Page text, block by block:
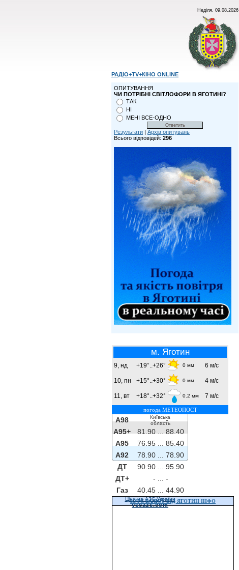
Неділя, 09.08.2026
РАДІО+TV+КІНО ONLINE
ОПИТУВАННЯ
ЧИ ПОТРІБНІ СВІТЛОФОРИ В ЯГОТИНІ?
ТАК
НІ
МЕНІ ВСЕ-ОДНО
Результати | Архів опитувань
Всього відповідей: 296
м. Яготин
9, нд +19°..+26° 0 мм 6 м/с
10, пн +15°..+30° 0 мм 4 м/с
11, вт +18°..+32° 0.2 мм 7 м/с
погода МЕТЕОПОСТ
Київська
область
A98 - ...-
A95+
81.90 ...
88.40
A95
76.95 ...
85.40
A92
78.90 ...
78.90
ДТ
90.90 ...
95.90
ДТ+
- ...
-
Газ
40.45 ... 44.90
Ціни на АЗС України
vseazs.com
КУРС ВАЛЮТ ВІД ЯГОТИН ІНФО